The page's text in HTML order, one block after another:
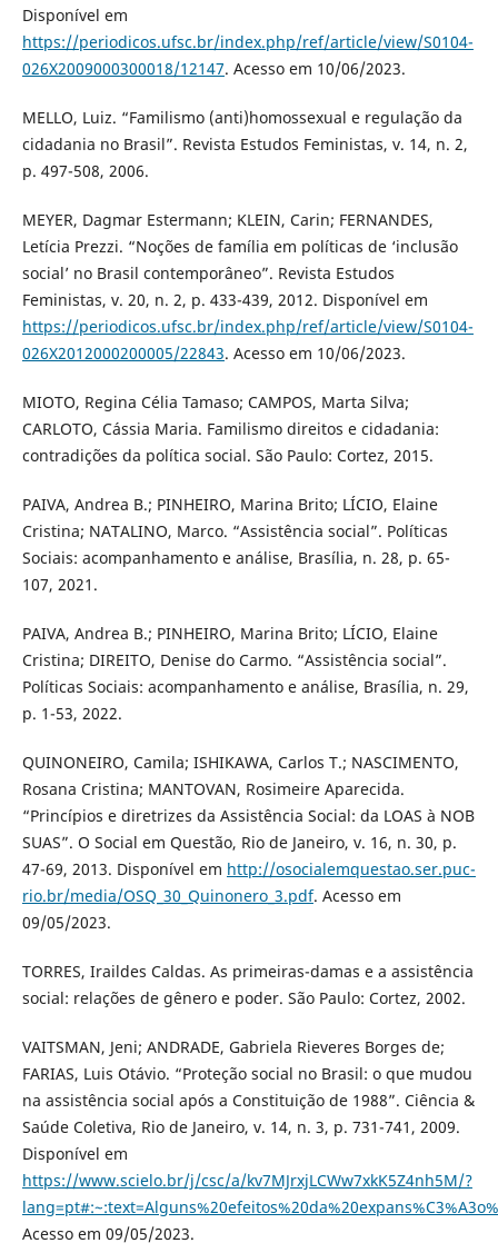
Disponível em
https://periodicos.ufsc.br/index.php/ref/article/view/S0104-
026X2009000300018/12147. Acesso em 10/06/2023.
MELLO, Luiz. “Familismo (anti)homossexual e regulação da
cidadania no Brasil”. Revista Estudos Feministas, v. 14, n. 2,
p. 497-508, 2006.
MEYER, Dagmar Estermann; KLEIN, Carin; FERNANDES,
Letícia Prezzi. “Noções de família em políticas de ‘inclusão
social’ no Brasil contemporâneo”. Revista Estudos
Feministas, v. 20, n. 2, p. 433-439, 2012. Disponível em
https://periodicos.ufsc.br/index.php/ref/article/view/S0104-
026X2012000200005/22843. Acesso em 10/06/2023.
MIOTO, Regina Célia Tamaso; CAMPOS, Marta Silva;
CARLOTO, Cássia Maria. Familismo direitos e cidadania:
contradições da política social. São Paulo: Cortez, 2015.
PAIVA, Andrea B.; PINHEIRO, Marina Brito; LÍCIO, Elaine
Cristina; NATALINO, Marco. “Assistência social”. Políticas
Sociais: acompanhamento e análise, Brasília, n. 28, p. 65-
107, 2021.
PAIVA, Andrea B.; PINHEIRO, Marina Brito; LÍCIO, Elaine
Cristina; DIREITO, Denise do Carmo. “Assistência social”.
Políticas Sociais: acompanhamento e análise, Brasília, n. 29,
p. 1-53, 2022.
QUINONEIRO, Camila; ISHIKAWA, Carlos T.; NASCIMENTO,
Rosana Cristina; MANTOVAN, Rosimeire Aparecida.
“Princípios e diretrizes da Assistência Social: da LOAS à NOB
SUAS”. O Social em Questão, Rio de Janeiro, v. 16, n. 30, p.
47-69, 2013. Disponível em http://osocialemquestao.ser.puc-
rio.br/media/OSQ_30_Quinonero_3.pdf. Acesso em
09/05/2023.
TORRES, Iraildes Caldas. As primeiras-damas e a assistência
social: relações de gênero e poder. São Paulo: Cortez, 2002.
VAITSMAN, Jeni; ANDRADE, Gabriela Rieveres Borges de;
FARIAS, Luis Otávio. “Proteção social no Brasil: o que mudou
na assistência social após a Constituição de 1988”. Ciência &
Saúde Coletiva, Rio de Janeiro, v. 14, n. 3, p. 731-741, 2009.
Disponível em
https://www.scielo.br/j/csc/a/kv7MJrxjLCWw7xkK5Z4nh5M/?
Acesso em 09/05/2023.